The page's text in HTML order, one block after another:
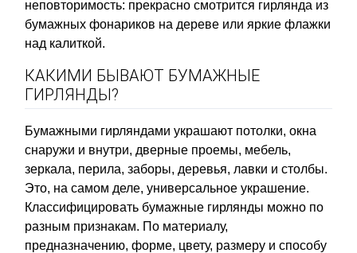
неповторимость: прекрасно смотрится гирлянда из
бумажных фонариков на дереве или яркие флажки
над калиткой.
КАКИМИ БЫВАЮТ БУМАЖНЫЕ
ГИРЛЯНДЫ?
Бумажными гирляндами украшают потолки, окна
снаружи и внутри, дверные проемы, мебель,
зеркала, перила, заборы, деревья, лавки и столбы.
Это, на самом деле, универсальное украшение.
Классифицировать бумажные гирлянды можно по
разным признакам. По материалу,
предназначению, форме, цвету, размеру и способу